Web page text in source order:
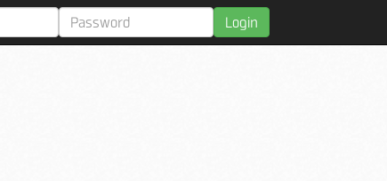
Login